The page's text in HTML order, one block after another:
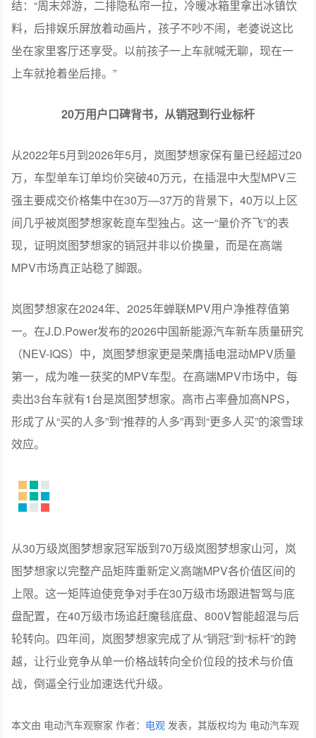
致感直追百万级豪车；同级最大13L双开门冷暖冰箱，温域
覆盖-6℃至50℃，夏天冰可乐、冬天热牛奶，全家老小的
需求一个都不落下，一位广州车主给过一个很形象的总
结：“周末郊游，二排隐私帘一拉，冷暖冰箱里拿出冰镇饮
料，后排娱乐屏放着动画片，孩子不吵不闹，老婆说这比
上车就抢着坐后排。”
从2022年5月到2026年5月，岚图梦想家保有量已经超过20
万，车型单车订单均价突破40万元，在插混中大型MPV三
强主要成交价格集中在30万—37万的背景下，40万以上区
岚图梦想家在2024年、2025年蝉联MPV用户净推荐值第
一。在J.D.Power发布的2026中国新能源汽车新车质量研究
（NEV-IQS）中，岚图梦想家更是荣膺插电混动MPV质量
第一，成为唯一获奖的MPV车型。在高端MPV市场中，每
形成了从“买的人多”到“推荐的人多”再到“更多人买”的滚雪球
从30万级岚图梦想家冠军版到70万级岚图梦想家山河，岚
图梦想家以完整产品矩阵重新定义高端MPV各价值区间的
上限。这一矩阵迫使竞争对手在30万级市场跟进智驾与底
盘配置，在40万级市场追赶魔毯底盘、800V智能超混与后